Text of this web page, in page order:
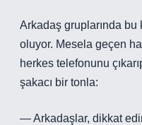
Arkadaş gruplarında
oluyor. Mesela geçen
herkes telefonunu
şakacı bir tonla:
— Arkadaşlar, dikkat